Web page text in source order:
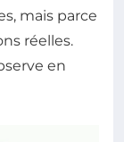
mais parce
réelles.
en